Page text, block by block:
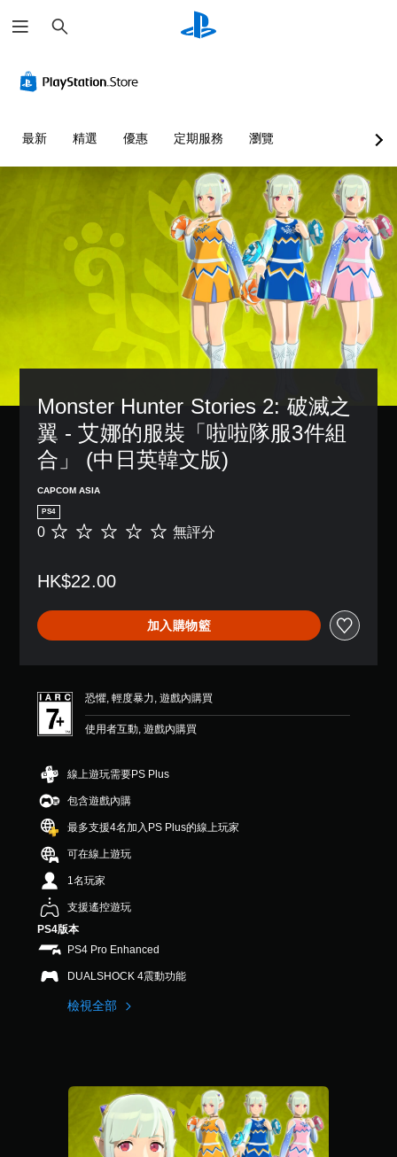
尋
最新 精選 優惠 定期服務 瀏覽
Monster Hunter Stories 2: 破滅之
翼 - 艾娜的服裝「啦啦隊服3件組
合」 (中日英韓文版)
CAPCOM ASIA
PS4
無
0 無評分
HK$22.00
加入購物籃
恐懼, 輕度暴力, 遊戲內購買
使用者互動, 遊戲內購買
線上遊玩需要PS Plus
包含遊戲內購
最多支援4名加入PS Plus的線上玩家
可在線上遊玩
1名玩家
支援遙控遊玩
PS4版本
PS4 Pro Enhanced
DUALSHOCK 4震動功能
檢視全部